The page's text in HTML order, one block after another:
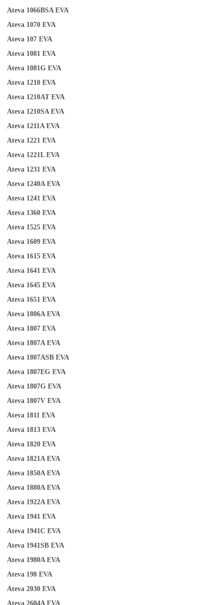
Ateva 1066BSA EVA
Ateva 1070 EVA
Ateva 107 EVA
Ateva 1081 EVA
Ateva 1081G EVA
Ateva 1210 EVA
Ateva 1210AT EVA
Ateva 1210SA EVA
Ateva 1211A EVA
Ateva 1221 EVA
Ateva 1221L EVA
Ateva 1231 EVA
Ateva 1240A EVA
Ateva 1241 EVA
Ateva 1360 EVA
Ateva 1525 EVA
Ateva 1609 EVA
Ateva 1615 EVA
Ateva 1641 EVA
Ateva 1645 EVA
Ateva 1651 EVA
Ateva 1806A EVA
Ateva 1807 EVA
Ateva 1807A EVA
Ateva 1807ASB EVA
Ateva 1807EG EVA
Ateva 1807G EVA
Ateva 1807V EVA
Ateva 1811 EVA
Ateva 1813 EVA
Ateva 1820 EVA
Ateva 1821A EVA
Ateva 1850A EVA
Ateva 1880A EVA
Ateva 1922A EVA
Ateva 1941 EVA
Ateva 1941C EVA
Ateva 1941SB EVA
Ateva 1980A EVA
Ateva 198 EVA
Ateva 2030 EVA
Ateva 2604A EVA